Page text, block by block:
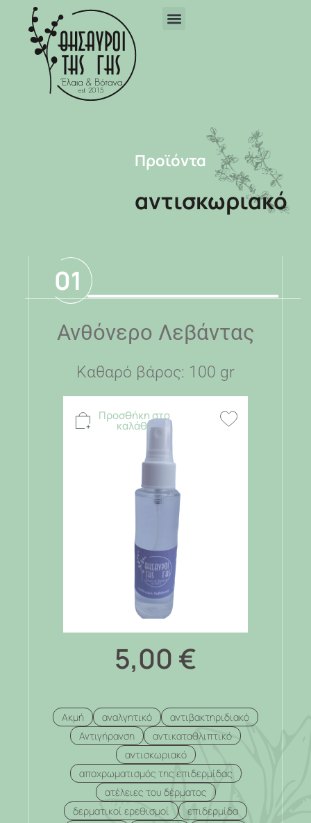
Προϊόντα
αντισκωριακό
01
Ανθόνερο Λεβάντας
Καθαρό βάρος: 100 gr
Προσθήκη στο
καλάθι
5,00 €
Ακμή αναλγητικό
αντιβακτηριδιακό
Αντιγήρανση
αντικαταθλιπτικό
αντισκωριακό
αποχρωματισμός της επιδερμίδας
ατέλειες του δέρματος
δερματικοί ερεθισμοί
επιδερμίδα